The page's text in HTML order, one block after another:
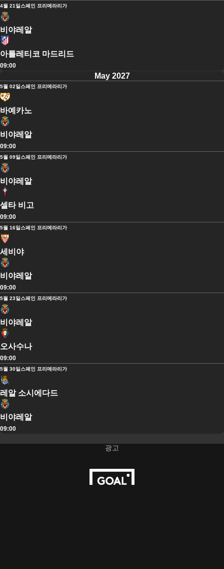
4월 21일스페인 프리메라리가
비야레알
아틀레티코 마드리드
09:00
May 2027
5월 02일스페인 프리메라리가
바예카노
비야레알
09:00
5월 09일스페인 프리메라리가
비야레알
셀타 비고
09:00
5월 16일스페인 프리메라리가
세비야
비야레알
09:00
5월 23일스페인 프리메라리가
비야레알
오사수나
09:00
5월 30일스페인 프리메라리가
레알 소시에다드
비야레알
09:00